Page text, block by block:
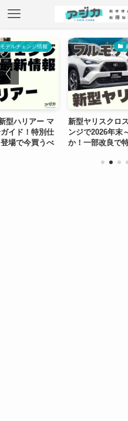
デルチェンジ情報
型ハリアー マ
イド！特別仕
場で今買うべ
新型ヤリスクロ
ンジで2026年末
か！一部改良で